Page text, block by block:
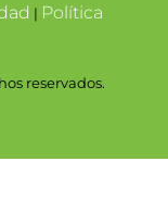
| Política
reservados.